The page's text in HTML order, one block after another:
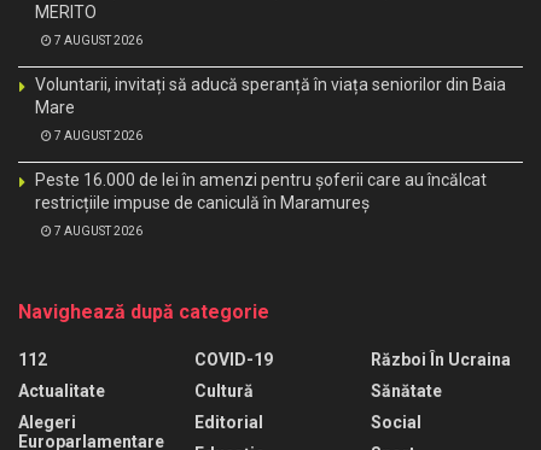
MERITO
7 AUGUST 2026
Voluntarii, invitați să aducă speranță în viața seniorilor din Baia
Mare
7 AUGUST 2026
Peste 16.000 de lei în amenzi pentru șoferii care au încălcat
restricțiile impuse de caniculă în Maramureș
7 AUGUST 2026
Navighează după categorie
112
Actualitate
Alegeri
Europarlamentare
COVID-19
Cultură
Editorial
Război În Ucraina
Sănătate
Social